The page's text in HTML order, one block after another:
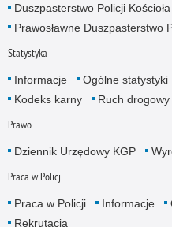
Duszpasterstwo Policji
Prawosławne Duszpasterstwo
Statystyka
Informacje Ogólne statystyki
Kodeks karny
Ruch drogowy
Prawo
Dziennik Urzędowy KGP
Praca w Policji
Praca w Policji Informacje
Rekrutacja